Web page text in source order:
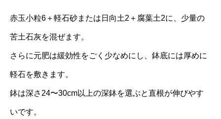
赤玉小粒6＋軽石砂または日向土2＋腐葉土2に、少量の
苦土石灰を混ぜます。
さらに元肥は緩効性をごく少なめにし、鉢底には厚めに
軽石を敷きます。
鉢は深さ24〜30cm以上の深鉢を選ぶと直根が伸びやす
いです。